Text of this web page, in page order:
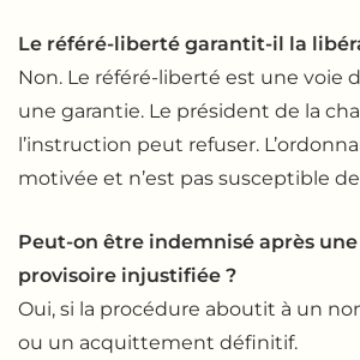
Le référé-liberté garantit-il la
Non. Le référé-liberté est une voie
une garantie. Le président de la
l’instruction peut refuser.
motivée et n’est pas susceptible
Peut-on être indemnisé après
provisoire injustifiée ?
Oui, si la procédure aboutit à un
ou un acquittement définitif.